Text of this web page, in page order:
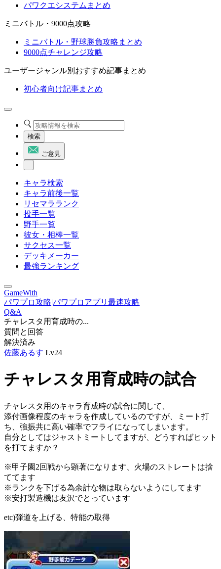
パワクエシステムまとめ
ミニバトル・9000点攻略
ミニバトル・野球勝負攻略まとめ
9000点チャレンジ攻略
ユーザージャンル別おすすめ記事まとめ
初心者向け記事まとめ
検索
ご意見
キャラ検索
キャラ前後一覧
リセマラランク
投手一覧
野手一覧
彼女・相棒一覧
サクセス一覧
デッキメーカー
最強ランキング
GameWith
パワプロ攻略|パワプロアプリ最速攻略
Q&A
チャレスタ用育成時の...
質問と回答
解決済み
佐藤あるす Lv24
チャレスタ用育成時の試合
チャレスタ用のキャラ育成時の試合に関して、
添付画像程度のキャラを作成しているのですが、ミート打
ち、強振共に高い確率でフライになってしまいます。
自分としてはジャストミートしてますが、どうすればヒット
を打てますか？
※甲子園2回戦から顕著になります、火場のストレートは捨
ててます
※ランクを下げる為余計な物は取らないようにしてます
※安打製造機は友沢でとっています
etc)弾道を上げる、特能の取得